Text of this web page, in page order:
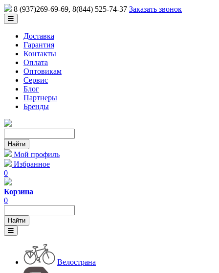
8 (937)269-69-69, 8(844) 525-74-37 Заказать звонок
Доставка
Гарантия
Контакты
Оплата
Оптовикам
Сервис
Блог
Партнеры
Бренды
Мой профиль
Избранное
0
Корзина
0
Велострана